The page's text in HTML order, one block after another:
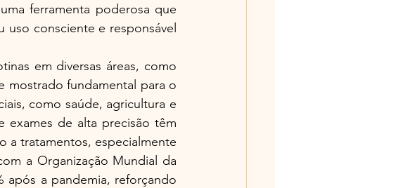
ferramenta poderosa que
consciente e responsável
em diversas áreas, como
mostrado fundamental para o
como saúde, agricultura e
exames de alta precisão têm
a tratamentos, especialmente
a Organização Mundial da
após a pandemia, reforçando